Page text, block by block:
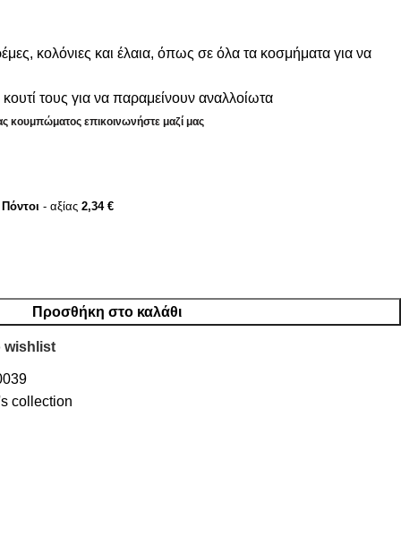
κολόνιες και έλαια, όπως σε όλα τα κοσμήματα για να
τους για να παραμείνουν αναλλοίωτα
κουμπώματος επικοινωνήστε μαζί μας
- αξίας 2,34 €
Προσθήκη στο καλάθι
wishlist
collection